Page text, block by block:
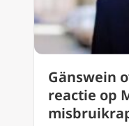
Gänswein
reactie op